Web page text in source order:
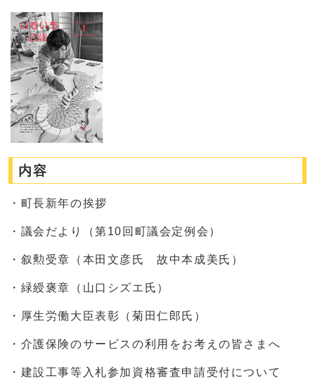
内容
・町長新年の挨拶
・議会だより（第10回町議会定例会）
・叙勲受章（本田文彦氏 故中本成美氏）
・緑綬褒章（山口シズエ氏）
・厚生労働大臣表彰（菊田仁郎氏）
・介護保険のサービスの利用をお考えの皆さまへ
・建設工事等入札参加資格審査申請受付について